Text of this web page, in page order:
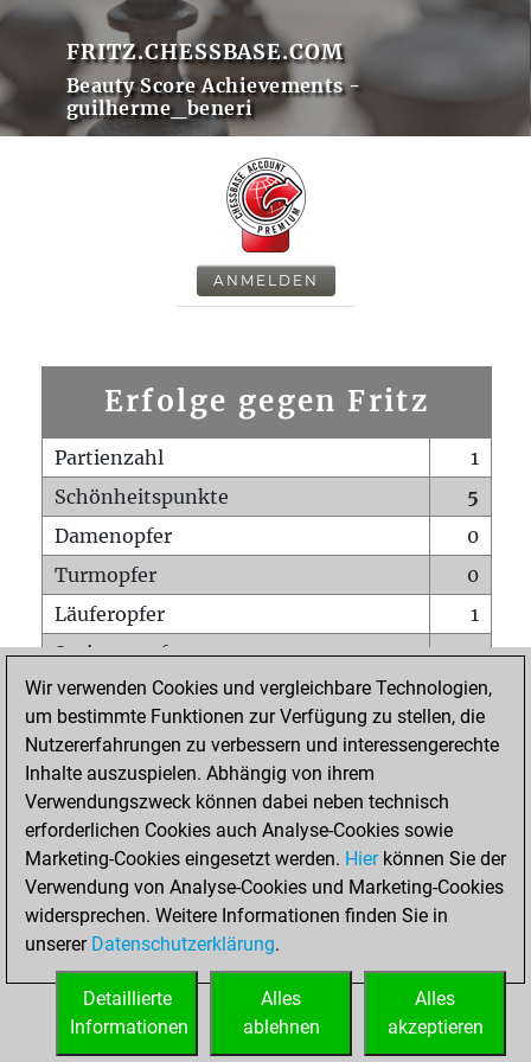
FRITZ.CHESSBASE.COM
Beauty Score Achievements -
guilherme_beneri
ANMELDEN
Erfolge gegen Fritz
Partienzahl
1
Schönheitspunkte
5
Damenopfer
0
Turmopfer
0
Läuferopfer
1
Springeropfer
1
Bauernopfer
0
Matt auf vollem Brett
0
Bauer setzt Matt
Erstickte Matts
Unterverwandlungen
0
Türme auf der siebten
0
STARTSEITE
Wir verwenden Cookies und vergleichbare Technologien,
um bestimmte Funktionen zur Verfügung zu stellen, die
Nutzererfahrungen zu verbessern und interessengerechte
Inhalte auszuspielen. Abhängig von ihrem
Verwendungszweck können dabei neben technisch
erforderlichen Cookies auch Analyse-Cookies sowie
Marketing-Cookies eingesetzt werden. Hierkönnen Sie der
Verwendung von Analyse-Cookies und Marketing-Cookies
widersprechen. Weitere Informationen finden Sie in
unserer Datenschutzerklärung.
Alles
akzeptieren
Alles
ablehnen
Detaillierte
Informationen